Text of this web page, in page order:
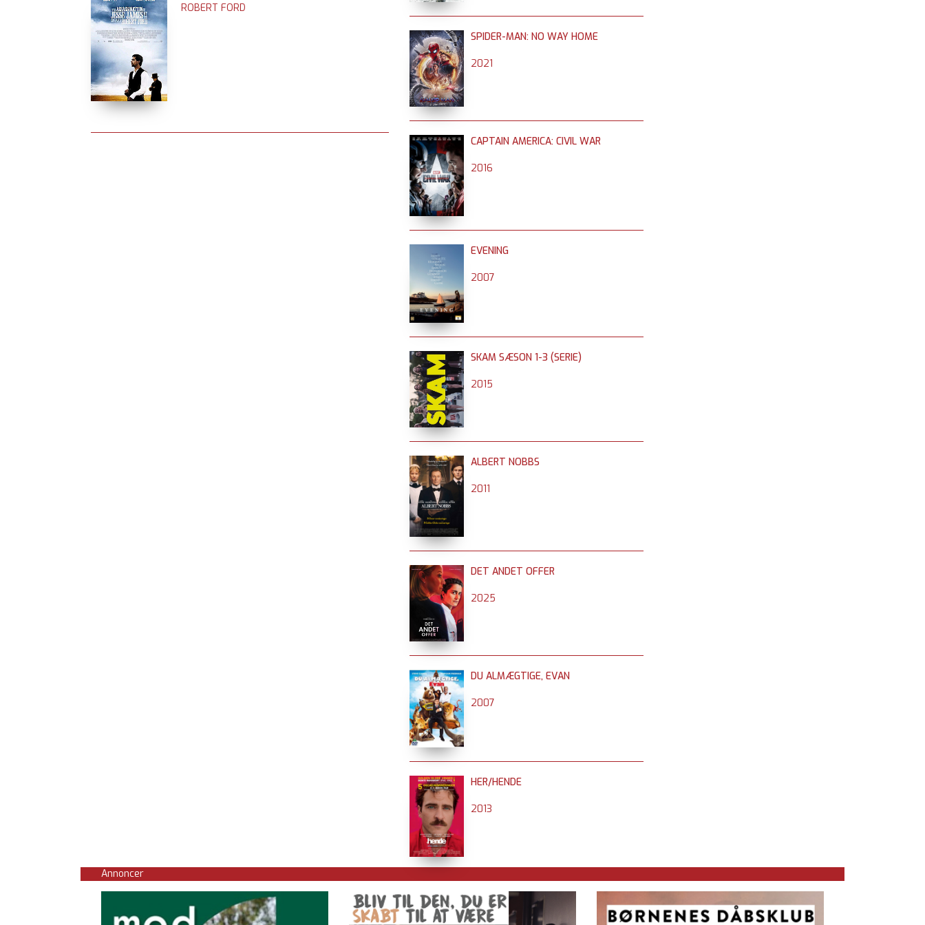
ROBERT FORD
SPIDER-MAN: NO WAY HOME
2021
CAPTAIN AMERICA: CIVIL WAR
2016
EVENING
2007
SKAM SÆSON 1-3 (SERIE)
2015
ALBERT NOBBS
2011
DET ANDET OFFER
2025
DU ALMÆGTIGE, EVAN
2007
HER/HENDE
2013
Annoncer